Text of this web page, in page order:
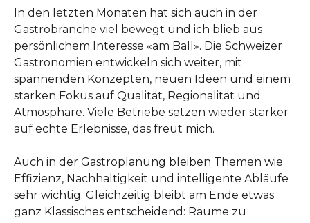
In den letzten Monaten hat sich auch in der
Gastrobranche viel bewegt und ich blieb aus
persönlichem Interesse «am Ball». Die Schweizer
Gastronomien entwickeln sich weiter, mit
spannenden Konzepten, neuen Ideen und einem
starken Fokus auf Qualität, Regionalität und
Atmosphäre. Viele Betriebe setzen wieder stärker
auf echte Erlebnisse, das freut mich.
Auch in der Gastroplanung bleiben Themen wie
Effizienz, Nachhaltigkeit und intelligente Abläufe
sehr wichtig. Gleichzeitig bleibt am Ende etwas
ganz Klassisches entscheidend: Räume zu